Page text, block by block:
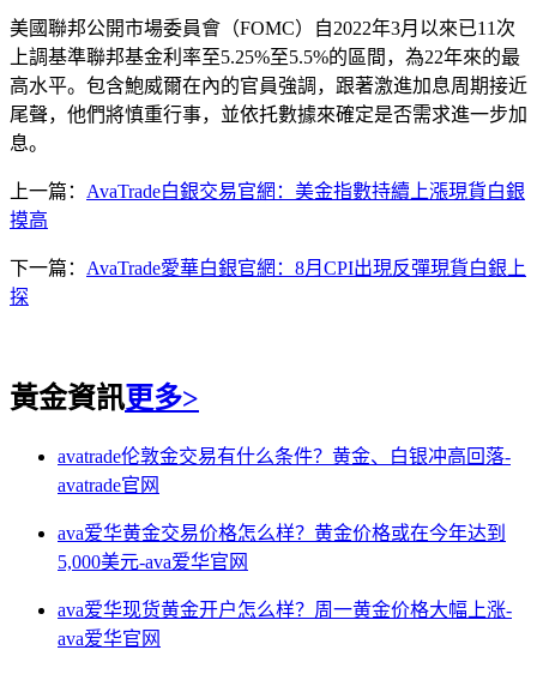
美國聯邦公開市場委員會（FOMC）自2022年3月以來已11次
上調基準聯邦基金利率至5.25%至5.5%的區間，為22年來的最
高水平。包含鮑威爾在內的官員強調，跟著激進加息周期接近
尾聲，他們將慎重行事，並依托數據來確定是否需求進一步加
息。
上一篇： AvaTrade白銀交易官網：美金指數持續上漲現貨白銀
摸高
下一篇： AvaTrade愛華白銀官網：8月CPI出現反彈現貨白銀上
探
黃金資訊更多>
avatrade伦敦金交易有什么条件？黄金、白银冲高回落-
avatrade官网
ava爱华黄金交易价格怎么样？黄金价格或在今年达到
5,000美元-ava爱华官网
ava爱华现货黄金开户怎么样？周一黄金价格大幅上涨-
ava爱华官网